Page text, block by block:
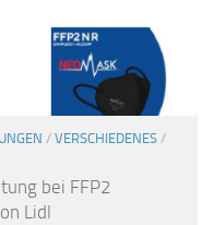
/ VERSCHIEDENES /
bei FFP2
Lidl